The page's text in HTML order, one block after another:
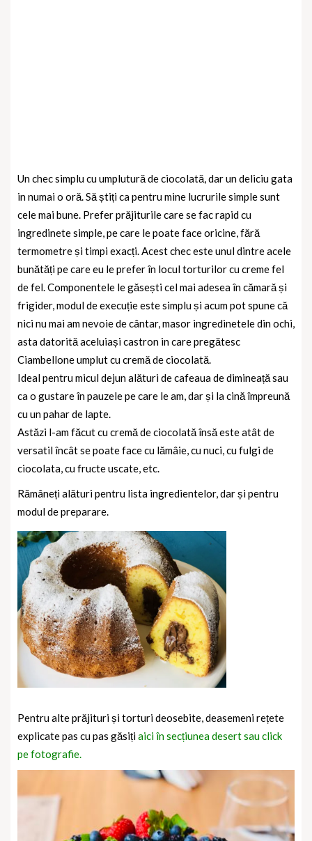
Un chec simplu cu umplutură de ciocolată, dar un deliciu gata
in numai o oră. Să știți ca pentru mine lucrurile simple sunt
cele mai bune. Prefer prăjiturile care se fac rapid cu
ingredinete simple, pe care le poate face oricine, fără
termometre și timpi exacți. Acest chec este unul dintre acele
bunătăți pe care eu le prefer în locul torturilor cu creme fel
de fel. Componentele le găsești cel mai adesea în cămară și
frigider, modul de execuție este simplu și acum pot spune că
nici nu mai am nevoie de cântar, masor ingredinetele din ochi,
asta datorită aceluiași castron in care pregătesc
Ciambellone umplut cu cremă de ciocolată.
Ideal pentru micul dejun alături de cafeaua de dimineață sau
ca o gustare în pauzele pe care le am, dar și la cină împreună
cu un pahar de lapte.
Astăzi l-am făcut cu cremă de ciocolată însă este atât de
versatil încât se poate face cu lămâie, cu nuci, cu fulgi de
ciocolata, cu fructe uscate, etc.
Rămâneți alături pentru lista ingredientelor, dar și pentru
modul de preparare.
Pentru alte prăjituri și torturi deosebite, deasemeni rețete
explicate pas cu pas găsițiaici în secțiunea desert sau click
pe fotografie.